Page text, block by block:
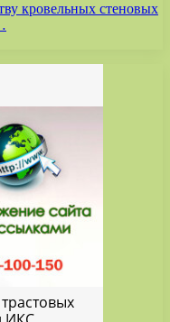
кровельных стеновых